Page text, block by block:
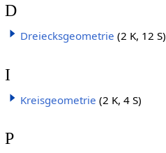
D
Dreiecksgeometrie (2 K, 12 S)
I
Kreisgeometrie (2 K, 4 S)
P